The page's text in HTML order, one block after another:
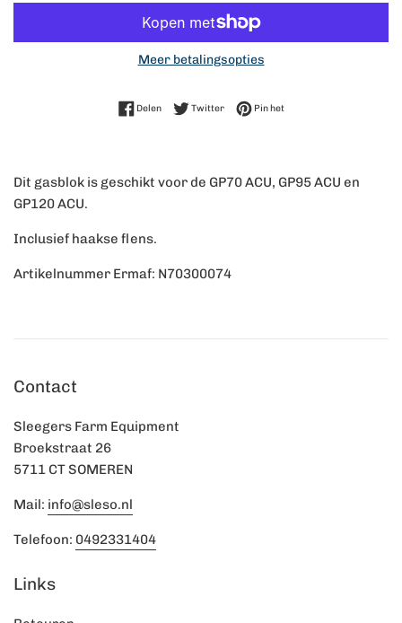
Meer betalingsopties
DelenDelen op Facebook
TwitterTwitteren op Twitter
Pin hetPinnen op Pinterest
Dit gasblok is geschikt voor de GP70 ACU, GP95 ACU en
GP120 ACU.
Inclusief haakse flens.
Artikelnummer Ermaf: N70300074
Contact
Sleegers Farm Equipment
Broekstraat 26
5711 CT SOMEREN
Mail: info@sleso.nl
Telefoon: 0492331404
Links